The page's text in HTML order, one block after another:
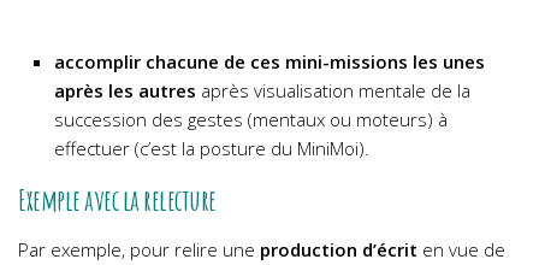
accomplir chacune de ces mini-missions les unes
après les autres après visualisation mentale de la
succession des gestes (mentaux ou moteurs) à
effectuer (c’est la posture du MiniMoi).
Exemple avec la relecture
Par exemple, pour relire une production d’écrit en vue de